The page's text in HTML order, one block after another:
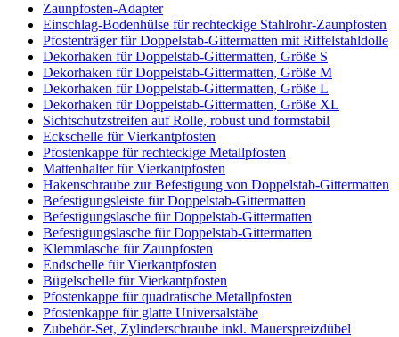
Zaunpfosten-Adapter
Einschlag-Bodenhülse für rechteckige Stahlrohr-Zaunpfosten
Pfostenträger für Doppelstab-Gittermatten mit Riffelstahldolle
Dekorhaken für Doppelstab-Gittermatten, Größe S
Dekorhaken für Doppelstab-Gittermatten, Größe M
Dekorhaken für Doppelstab-Gittermatten, Größe L
Dekorhaken für Doppelstab-Gittermatten, Größe XL
Sichtschutzstreifen auf Rolle, robust und formstabil
Eckschelle für Vierkantpfosten
Pfostenkappe für rechteckige Metallpfosten
Mattenhalter für Vierkantpfosten
Hakenschraube zur Befestigung von Doppelstab-Gittermatten
Befestigungsleiste für Doppelstab-Gittermatten
Befestigungslasche für Doppelstab-Gittermatten
Befestigungslasche für Doppelstab-Gittermatten
Klemmlasche für Zaunpfosten
Endschelle für Vierkantpfosten
Bügelschelle für Vierkantpfosten
Pfostenkappe für quadratische Metallpfosten
Pfostenkappe für glatte Universalstäbe
Zubehör-Set, Zylinderschraube inkl. Mauerspreizdübel